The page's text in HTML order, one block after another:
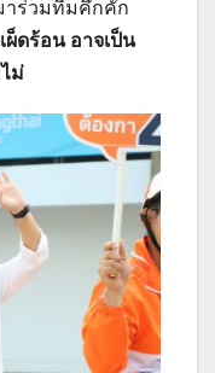
าร่วมทีมคึกคัก
ผ็ดร้อน อาจเป็น
ม่